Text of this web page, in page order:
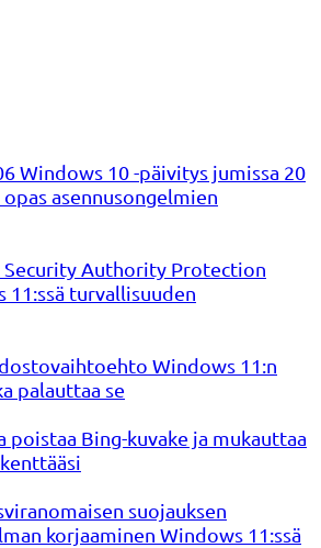
Windows 10 -päivitys jumissa 20
asennusongelmien
Security Authority Protection
turvallisuuden
Windows 11:n
palauttaa se
poistaa Bing-kuvake ja mukauttaa
suojauksen
korjaaminen Windows 11:ssä